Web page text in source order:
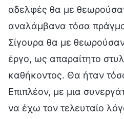
αδελφές θα με
αναλάμβανα τόσα
Σίγουρα θα με θεωρούσαν
έργο, ως απαραίτητο
καθήκοντος. Θα ήταν
Επιπλέον, με μια
να έχω τον τελευταίο